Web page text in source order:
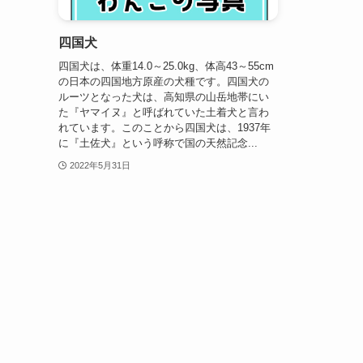
四国犬
四国犬は、体重14.0～25.0kg、体高43～55cm
の日本の四国地方原産の犬種です。四国犬の
ルーツとなった犬は、高知県の山岳地帯にい
た『ヤマイヌ』と呼ばれていた土着犬と言わ
れています。このことから四国犬は、1937年
に『土佐犬』という呼称で国の天然記念...
2022年5月31日